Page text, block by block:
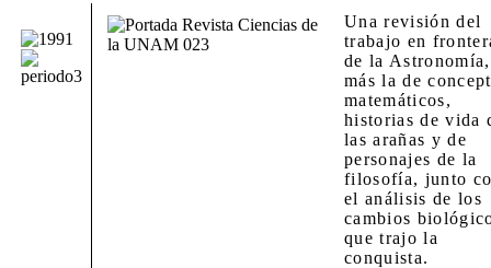
Una revisión del
trabajo en
de la Astronomía,
más la de
matemáticos,
historias de vida
las arañas y de
personajes de la
filosofía, junto
el análisis de los
cambios
que trajo la
conquista.